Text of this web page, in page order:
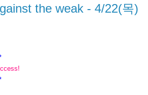
the weak - 4/22(목)